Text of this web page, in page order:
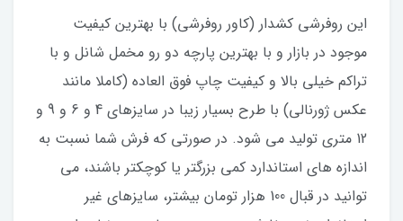
این روفرشی کشدار (کاور روفرشی) با بهترین کیفیت
موجود در بازار و با بهترین پارچه دو رو مخمل شانل و با
تراکم خیلی بالا و کیفیت چاپ فوق العاده (کاملا مانند
عکس ژورنالی) با طرح بسیار زیبا در سایزهای 4 و 6 و 9 و
12 متری تولید می شود. در صورتی که فرش شما نسبت به
اندازه های استاندارد کمی بزرگتر یا کوچکتر باشند، می
توانید در قبال 100 هزار تومان بیشتر، سایزهای غیر